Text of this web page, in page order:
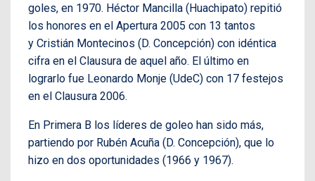
goles, en 1970. Héctor Mancilla (Huachipato) repitió
los honores en el Apertura 2005 con 13 tantos
y Cristián Montecinos (D. Concepción) con idéntica
cifra en el Clausura de aquel año. El último en
lograrlo fue Leonardo Monje (UdeC) con 17 festejos
en el Clausura 2006.
En Primera B los líderes de goleo han sido más,
partiendo por Rubén Acuña (D. Concepción), que lo
hizo en dos oportunidades (1966 y 1967).